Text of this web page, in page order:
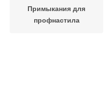
Примыкания для
профнастила